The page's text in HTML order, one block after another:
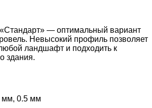
— оптимальный вариант
Невысокий профиль позволяет
ландшафт и подходить к
здания.
мм, 0.5 мм